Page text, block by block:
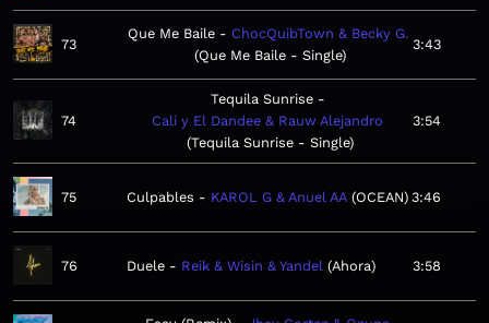
73
Que Me Baile
ChocQuibTown & Becky G.
Que Me Baile - Single
3:43
74
Tequila Sunrise
Cali y El Dandee & Rauw Alejandro
Tequila Sunrise - Single
3:54
75 Culpables KAROL G & Anuel AA OCEAN 3:46
76 Duele Reik & Wisin & Yandel Ahora 3:58